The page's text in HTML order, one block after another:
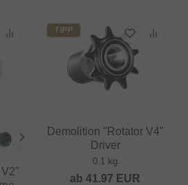
TIPP
Demolition "Rotator V4"
Driver
0.1 kg
ab 41.97 EUR